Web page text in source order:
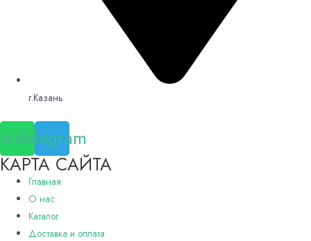
г.Казань
Telegram
КАРТА САЙТА
Главная
О нас
Каталог
Доставка и оплата